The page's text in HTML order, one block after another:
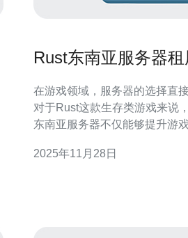
Rust东南亚服务器
在游戏领域，服务器的选择直
对于Rust这款生存类游戏来说
东南亚服务器不仅能够提升游
开始关注服务器租用的问题，
2025年11月28日